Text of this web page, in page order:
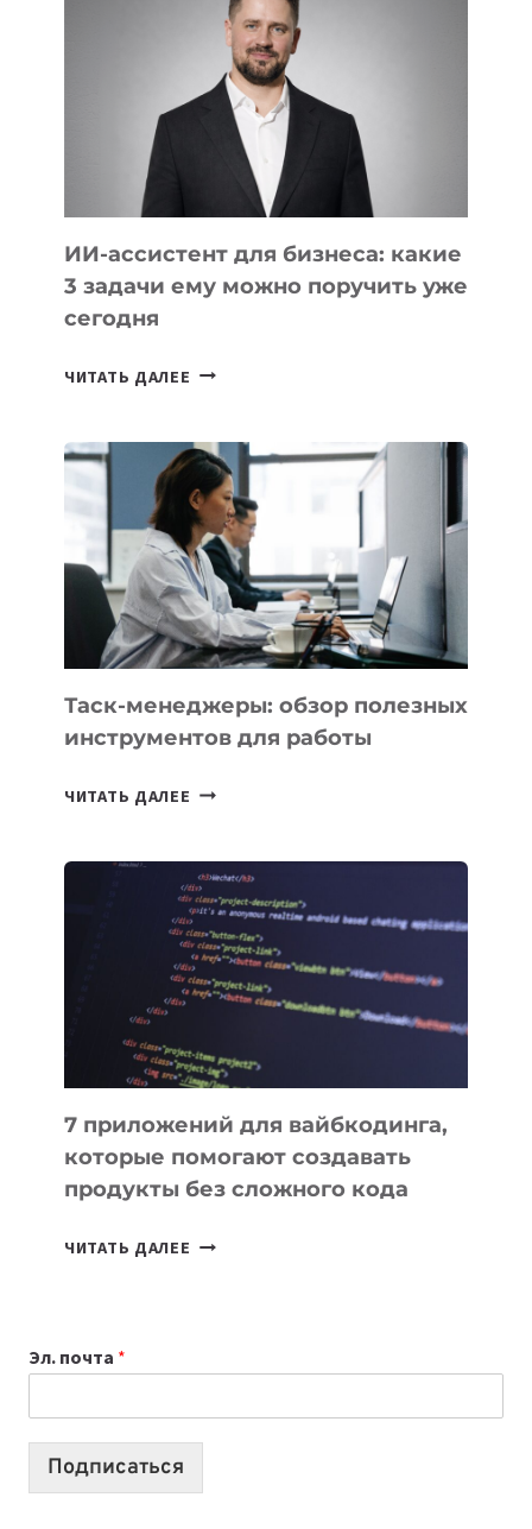
КОТОРЫЕ
РАЗВИВАЮТ
ТЕХНОЛОГИЧЕСКОЕ
ОБРАЗОВАНИЕ
ТАДЖИКИСТАНА
ИИ-ассистент для бизнеса: какие
3 задачи ему можно поручить уже
сегодня
ЧИТАТЬ ДАЛЕЕ ИИ-
БИЗНЕСА:
КАКИЕ
3
ЗАДАЧИ
ЕМУ
МОЖНО
ПОРУЧИТЬ
УЖЕ
СЕГОДНЯ
Таск-менеджеры: обзор полезных
инструментов для работы
ЧИТАТЬ ДАЛЕЕ ТАСК-
ПОЛЕЗНЫХ
ИНСТРУМЕНТОВ
ДЛЯ
РАБОТЫ
7 приложений для вайбкодинга,
которые помогают создавать
продукты без сложного кода
ЧИТАТЬ ДАЛЕЕ
СОЗДАВАТЬ
ПРОДУКТЫ
Эл. почта *
Подписаться